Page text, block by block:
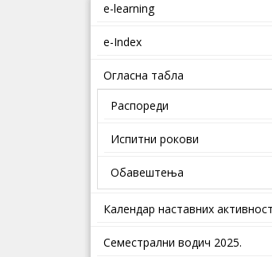
e-learning
e-Index
Огласна табла
Распореди
Испитни рокови
Обавештења
Календар наставних
Семестрални водич 2025.